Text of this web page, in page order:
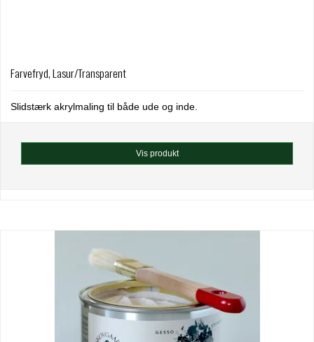
Farvefryd, Lasur/Transparent
Slidstærk akrylmaling til både ude og inde.
Vis produkt